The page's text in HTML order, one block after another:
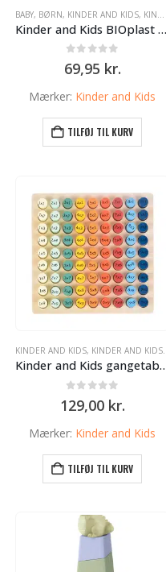
BABY, BØRN, KINDER AND KIDS, KINDER AND KIDS
Kinder and Kids BIOplast – 4 bæredygtige spande med hul
ud af 5
69,95 kr.
Mærker: Kinder and Kids
TILFØJ TIL KURV
KINDER AND KIDS, KINDER AND KIDS,
Kinder and Kids gangetabel i
129,00 kr.
Mærker: Kinder and Kids
TILFØJ TIL KURV